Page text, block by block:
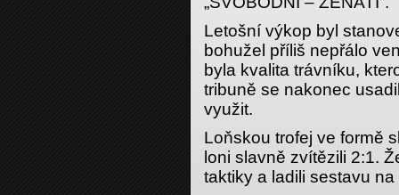
Letošní výkop byl
bohužel příliš nepřálo
byla kvalita trávníku,
tribuně se nakonec
využit.
Loňskou trofej ve formě
loni slavně zvítězili 2:1.
taktiky a ladili sestavu